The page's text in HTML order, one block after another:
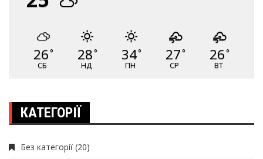
26°
СБ
28°
НД
34°
ПН
27°
СР
26°
ВТ
КАТЕГОРІЇ
Без категорії (20)